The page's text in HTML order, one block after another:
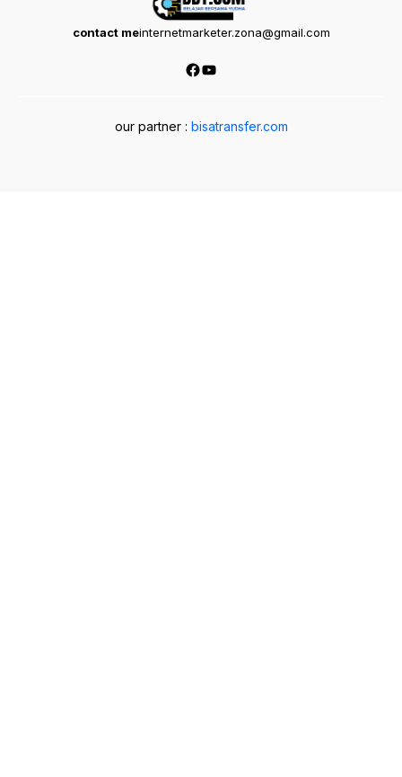
contact meinternetmarketer.zona@gmail.com
Facebook
YouTube
our partner : bisatransfer.com